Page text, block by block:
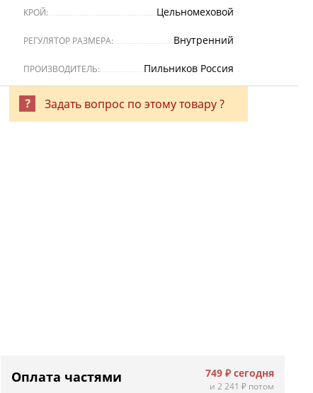
КРОЙ: Цельномеховой
РЕГУЛЯТОР РАЗМЕРА: Внутренний
ПРОИЗВОДИТЕЛЬ: Пильников Россия
Задать вопрос по этому товару ?
Оплата частями 749 ₽сегодня
и 2 241 ₽потом